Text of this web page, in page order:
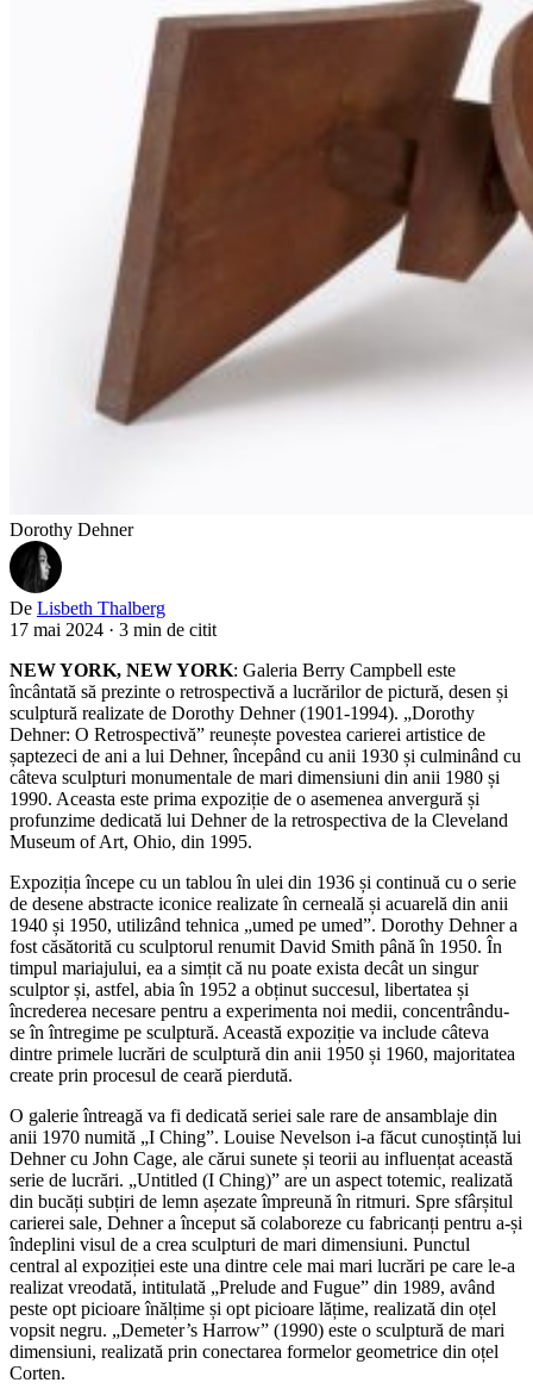
Dorothy Dehner
De Lisbeth Thalberg
17 mai 2024 · 3 min de citit
NEW YORK, NEW YORK: Galeria Berry Campbell este
încântată să prezinte o retrospectivă a lucrărilor de pictură, desen și
sculptură realizate de Dorothy Dehner (1901-1994). „Dorothy
Dehner: O Retrospectivă” reunește povestea carierei artistice de
șaptezeci de ani a lui Dehner, începând cu anii 1930 și culminând cu
câteva sculpturi monumentale de mari dimensiuni din anii 1980 și
1990. Aceasta este prima expoziție de o asemenea anvergură și
profunzime dedicată lui Dehner de la retrospectiva de la Cleveland
Museum of Art, Ohio, din 1995.
Expoziția începe cu un tablou în ulei din 1936 și continuă cu o serie
de desene abstracte iconice realizate în cerneală și acuarelă din anii
1940 și 1950, utilizând tehnica „umed pe umed”. Dorothy Dehner a
fost căsătorită cu sculptorul renumit David Smith până în 1950. În
timpul mariajului, ea a simțit că nu poate exista decât un singur
sculptor și, astfel, abia în 1952 a obținut succesul, libertatea și
încrederea necesare pentru a experimenta noi medii, concentrându-
se în întregime pe sculptură. Această expoziție va include câteva
dintre primele lucrări de sculptură din anii 1950 și 1960, majoritatea
create prin procesul de ceară pierdută.
O galerie întreagă va fi dedicată seriei sale rare de ansamblaje din
anii 1970 numită „I Ching”. Louise Nevelson i-a făcut cunoștință lui
Dehner cu John Cage, ale cărui sunete și teorii au influențat această
serie de lucrări. „Untitled (I Ching)” are un aspect totemic, realizată
din bucăți subțiri de lemn așezate împreună în ritmuri. Spre sfârșitul
carierei sale, Dehner a început să colaboreze cu fabricanți pentru a-și
îndeplini visul de a crea sculpturi de mari dimensiuni. Punctul
central al expoziției este una dintre cele mai mari lucrări pe care le-a
realizat vreodată, intitulată „Prelude and Fugue” din 1989, având
peste opt picioare înălțime și opt picioare lățime, realizată din oțel
vopsit negru. „Demeter’s Harrow” (1990) este o sculptură de mari
dimensiuni, realizată prin conectarea formelor geometrice din oțel
Corten.